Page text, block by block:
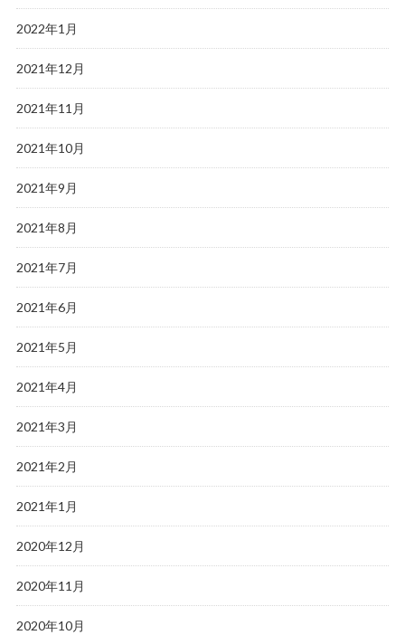
2022年1月
2021年12月
2021年11月
2021年10月
2021年9月
2021年8月
2021年7月
2021年6月
2021年5月
2021年4月
2021年3月
2021年2月
2021年1月
2020年12月
2020年11月
2020年10月